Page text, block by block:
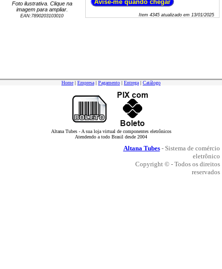
Foto ilustrativa. Clique na
imagem para ampliar.
EAN: 7890203103010 Item 4345atualizado em 13/01/2025
Home | Empresa | Pagamento | Entrega | Catálogo
Altana Tubes - A sua loja virtual de componentes eletrônicos
Atendendo a todo Brasil desde 2004
Altana Tubes- Sistema de comércio
eletrônico
Copyright © - Todos os direitos
reservados